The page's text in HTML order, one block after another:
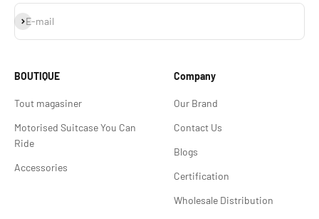
E-mail
S'inscrire
BOUTIQUE
Tout magasiner
Motorised Suitcase You Can
Ride
Accessories
Company
Our Brand
Contact Us
Blogs
Certification
Wholesale Distribution